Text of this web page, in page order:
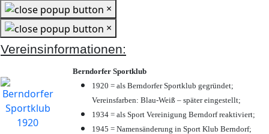
×
×
Vereinsinformationen:
Berndorfer Sportklub
1920 = als Berndorfer Sportklub gegründet;
Vereinsfarben: Blau-Weiß – später eingestellt;
1934 = als Sport Vereinigung Berndorf reaktiviert;
1945 = Namensänderung in Sport Klub Berndorf;